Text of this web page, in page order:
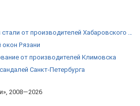
2008—2026
Перила из нержавеющей стали от производителей Хабаровского края
окон Рязани
от производителей Климовска
Санкт-Петербурга